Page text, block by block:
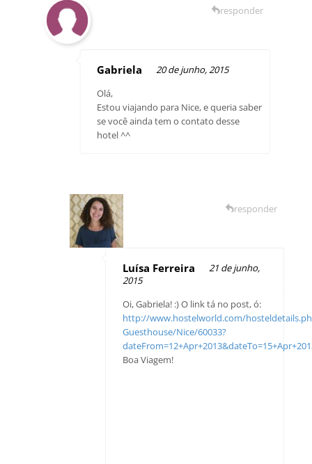
Gabriela
20 de junho, 2015
Olá,
Estou viajando para Nice, e queria saber
se você ainda tem o contato desse
hotel ^^
responder
Luísa Ferreira
21 de junho,
2015
Oi, Gabriela! :) O link tá no post, ó:
http://www.hostelworld.com/
Guesthouse/Nice/60033?
Boa Viagem!
responder